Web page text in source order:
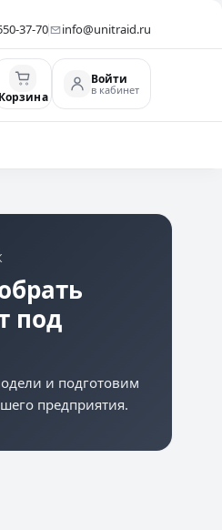
37-70 info@unitraid.ru
Корзина
Войти
в кабинет
под
и подготовим
предприятия.